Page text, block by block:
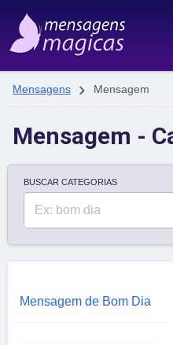
Mensagens  Mensagem
Mensagem -
BUSCAR CATEGORIAS
Mensagem de Bom Dia